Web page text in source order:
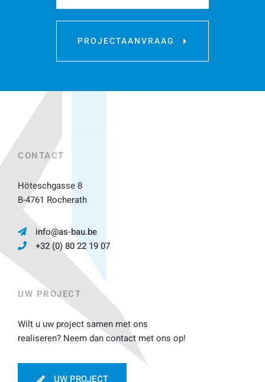
PROJECTAANVRAAG
CONTACT
Höteschgasse 8
B-4761 Rocherath
info@as-bau.be
+32 (0) 80 22 19 07
UW PROJECT
Wilt u uw project samen met ons
realiseren? Neem dan contact met ons op!
UW PROJECT